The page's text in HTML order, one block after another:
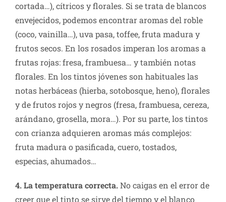
cortada…), cítricos y florales. Si se trata de blancos
envejecidos, podemos encontrar aromas del roble
(coco, vainilla…), uva pasa, toffee, fruta madura y
frutos secos. En los rosados imperan los aromas a
frutas rojas: fresa, frambuesa… y también notas
florales. En los tintos jóvenes son habituales las
notas herbáceas (hierba, sotobosque, heno), florales
y de frutos rojos y negros (fresa, frambuesa, cereza,
arándano, grosella, mora…). Por su parte, los tintos
con crianza adquieren aromas más complejos:
fruta madura o pasificada, cuero, tostados,
especias, ahumados…
4. La temperatura correcta.No caigas en el error de
creer que el tinto se sirve del tiempo y el blanco